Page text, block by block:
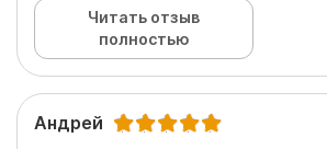
Читать отзыв
полностью
Андрей